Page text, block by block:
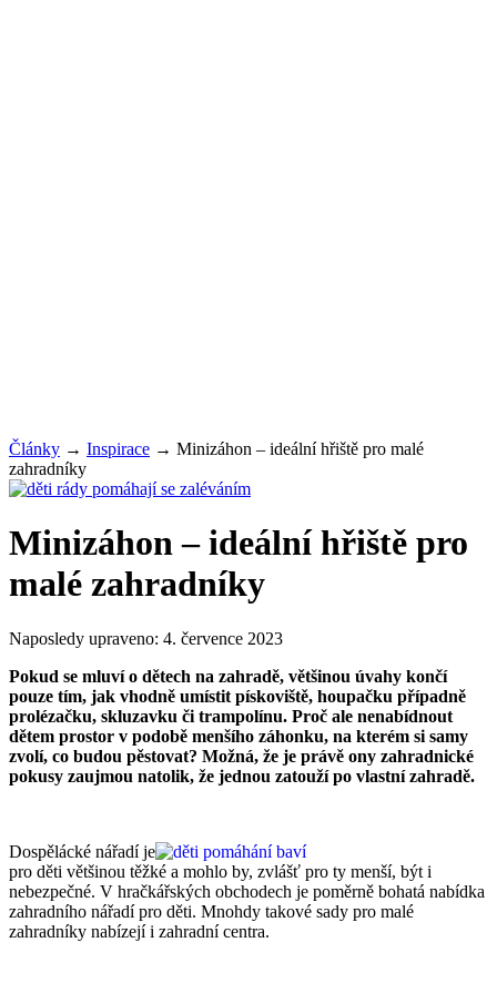
Články → Inspirace → Minizáhon – ideální hřiště pro malé
zahradníky
Minizáhon – ideální hřiště pro
malé zahradníky
Naposledy upraveno: 4. července 2023
Pokud se mluví o dětech na zahradě, většinou úvahy končí
pouze tím, jak vhodně umístit pískoviště, houpačku případně
prolézačku, skluzavku či trampolínu. Proč ale nenabídnout
dětem prostor v podobě menšího záhonku, na kterém si samy
zvolí, co budou pěstovat? Možná, že je právě ony zahradnické
pokusy zaujmou natolik, že jednou zatouží po vlastní zahradě.
Dospělácké nářadí je
pro děti většinou těžké a mohlo by, zvlášť pro ty menší, být i
nebezpečné. V hračkářských obchodech je poměrně bohatá nabídka
zahradního nářadí pro děti. Mnohdy takové sady pro malé
zahradníky nabízejí i zahradní centra.